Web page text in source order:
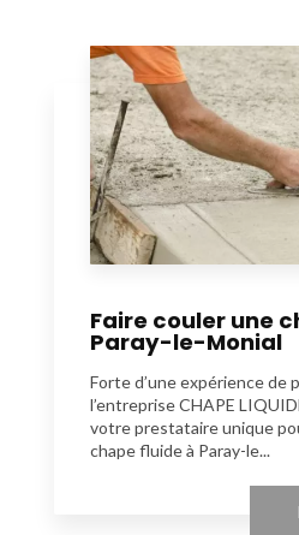
Faire couler une
Paray-le-Monial
Forte d’une expérience de
l’entreprise CHAPE
votre prestataire unique
chape fluide à Paray-le...